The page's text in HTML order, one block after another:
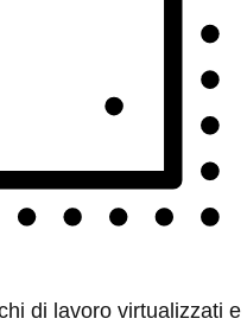
di lavoro virtualizzati e